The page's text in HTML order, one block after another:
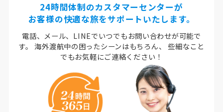
24時間体制のカスタマーセンターが
お客様の快適な旅をサポートいたします。
電話、メール、LINEでいつでもお問い合わせが可能で
す。
海外渡航中の困ったシーンはもちろん、
些細なこと
でもお気軽にご連絡ください！